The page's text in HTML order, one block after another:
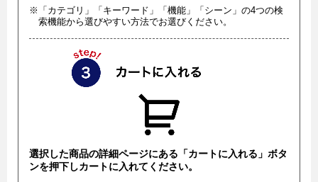
※「カテゴリ」「キーワード」「機能」「シーン」の4つの検
索機能から選びやすい方法でお選びください。
選択した商品の詳細ページにある「カートに入れる」ボタ
ンを押下しカートに入れてください。